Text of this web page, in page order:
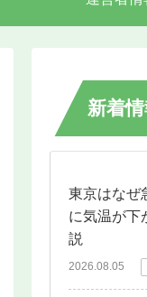
新着
東京はなぜ
に気温が下
説
2026.08.05